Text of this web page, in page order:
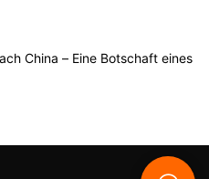
China – Eine Botschaft eines